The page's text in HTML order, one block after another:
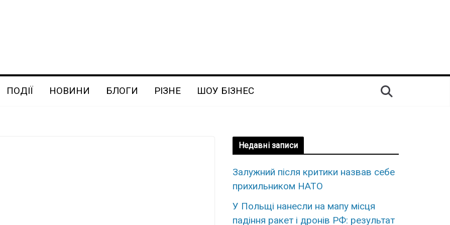
ПОДІЇ НОВИНИ БЛОГИ РІЗНЕ ШОУ БІЗНЕС
Недавні записи
Залужний після критики назвав себе
прихильником НАТО
У Польщі нанесли на мапу місця
падіння ракет і дронів РФ: результат